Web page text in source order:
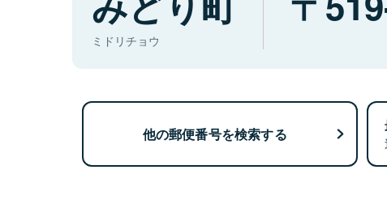
ミドリチョウ
他の郵便番号を検索する